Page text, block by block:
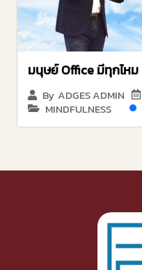
มนุษย์ Office มีทุกไหม
By ADGES ADMIN
MINDFULNESS